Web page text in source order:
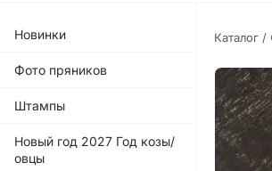
Новинки
Фото пряников
Штампы
Новый год 2027 Год козы/
овцы
Каталог /